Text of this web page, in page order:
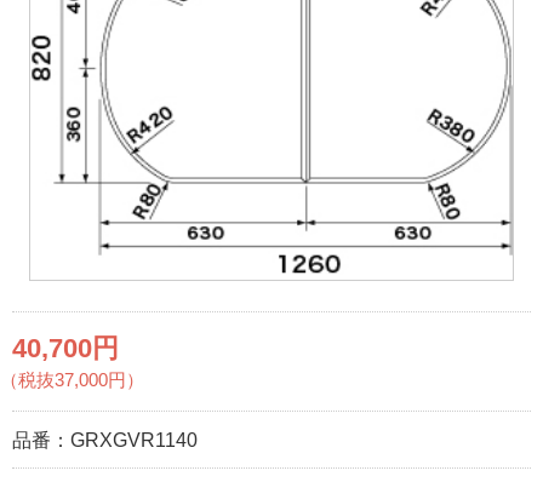
40,700円
（税抜37,000円）
品番： GRXGVR1140